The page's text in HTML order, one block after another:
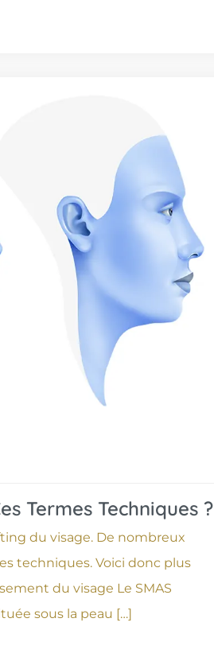
Termes Techniques ?
du visage. De nombreux
techniques. Voici donc plus
du visage Le SMAS
sous la peau […]